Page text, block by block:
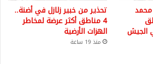
الجيش
تحذير من خبير زلازل في أضنة..
4 مناطق أكثر عرضة لمخاطر
الهزات الأرضية
منذ 19 ساعة